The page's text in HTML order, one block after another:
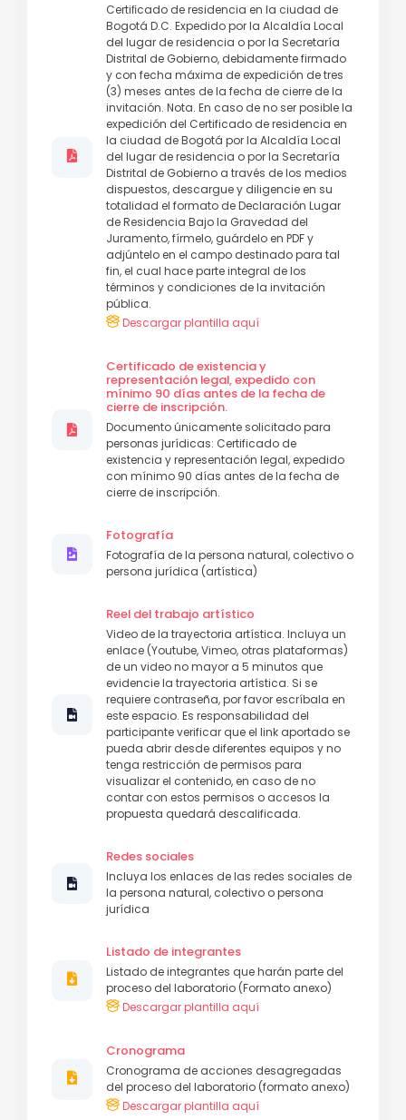
Certiﬁcado de residencia en la ciudad de
Bogotá D.C. Expedido por la Alcaldía Local
del lugar de residencia o por la Secretaría
Distrital de Gobierno, debidamente firmado
y con fecha máxima de expedición de tres
(3) meses antes de la fecha de cierre de la
invitación. Nota. En caso de no ser posible la
expedición del Certificado de residencia en
la ciudad de Bogotá por la Alcaldía Local
del lugar de residencia o por la Secretaría
Distrital de Gobierno a través de los medios
dispuestos, descargue y diligencie en su
totalidad el formato de Declaración Lugar
de Residencia Bajo la Gravedad del
Juramento, fírmelo, guárdelo en PDF y
adjúntelo en el campo destinado para tal
fin, el cual hace parte integral de los
términos y condiciones de la invitación
pública.
Descargar plantilla aquí
Certificado de existencia y
representación legal, expedido con
mínimo 90 días antes de la fecha de
cierre de inscripción.
Documento únicamente solicitado para
personas jurídicas: Certificado de
existencia y representación legal, expedido
con mínimo 90 días antes de la fecha de
cierre de inscripción.
Fotografía
Fotografía de la persona natural, colectivo o
persona jurídica (artística)
Reel del trabajo artístico
Video de la trayectoria artística. Incluya un
enlace (Youtube, Vimeo, otras plataformas)
de un video no mayor a 5 minutos que
evidencie la trayectoria artística. Si se
requiere contraseña, por favor escríbala en
este espacio. Es responsabilidad del
participante verificar que el link aportado se
pueda abrir desde diferentes equipos y no
tenga restricción de permisos para
visualizar el contenido, en caso de no
contar con estos permisos o accesos la
propuesta quedará descalificada.
Redes sociales
Incluya los enlaces de las redes sociales de
la persona natural, colectivo o persona
jurídica
Listado de integrantes
Listado de integrantes que harán parte del
proceso del laboratorio (Formato anexo)
Descargar plantilla aquí
Cronograma
Cronograma de acciones desagregadas
del proceso del laboratorio (formato anexo)
Descargar plantilla aquí